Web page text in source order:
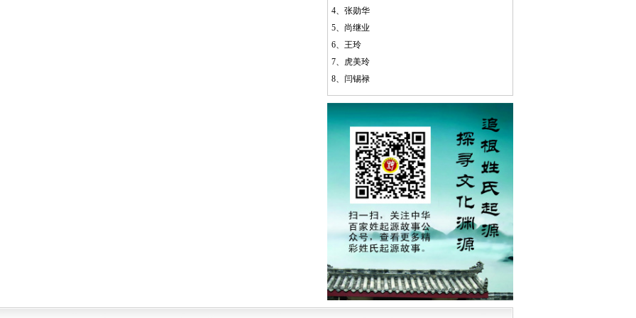
4、 张勋华
5、 尚继业
6、 王玲
7、 虎美玲
8、 闫锡禄